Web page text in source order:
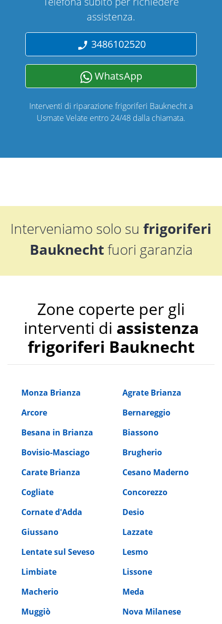
assistenza.
3486102520
WhatsApp
Interventi di riparazione frigoriferi Bauknecht a
Usmate Velate entro 24/48 dalla chiamata.
Interveniamo solo su frigoriferi
Bauknechtfuori garanzia
Zone coperte per gli
interventi di assistenza
frigoriferi Bauknecht
Monza Brianza
Agrate Brianza
Arcore
Bernareggio
Besana in Brianza
Biassono
Bovisio-Masciago
Brugherio
Carate Brianza
Cesano Maderno
Cogliate
Concorezzo
Cornate d'Adda
Desio
Giussano
Lazzate
Lentate sul Seveso
Lesmo
Limbiate
Lissone
Macherio
Meda
Muggiò
Nova Milanese